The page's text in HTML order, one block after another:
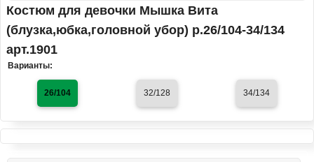
Костюм для девочки Мышка Вита
(блузка,юбка,головной убор) р.26/104-34/134
арт.1901
Варианты:
26/104 32/128 34/134